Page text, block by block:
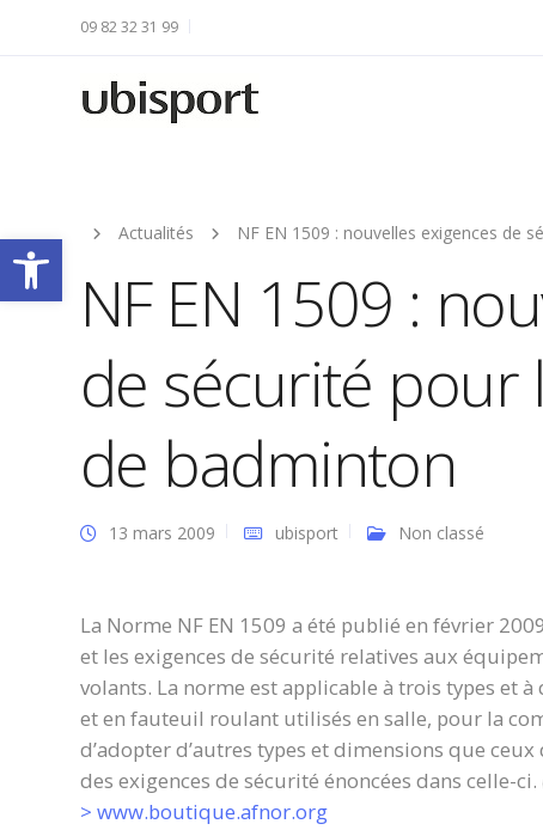
Ouvrir la barre d’outils
09 82 32 31 99
Actualités NF EN 1509 : nouvelles exigences de
NF EN 1509 :
de sécurité pour
de badminton
13 mars 2009 ubisport Non classé
La Norme NF EN 1509 a été publié en février
et les exigences de sécurité relatives aux
volants. La norme est applicable à trois types et
et en fauteuil roulant utilisés en salle, pour la
d’adopter d’autres types et dimensions que
des exigences de sécurité énoncées dans celle-ci.
> www.boutique.afnor.org